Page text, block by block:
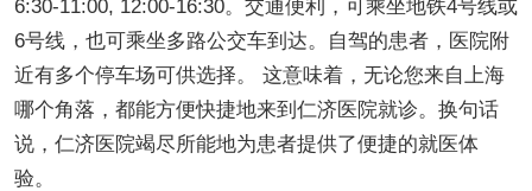
6:30-11:00, 12:00-16:30。交通便利，可乘坐地铁4号线或
6号线，也可乘坐多路公交车到达。自驾的患者，医院附
近有多个停车场可供选择。 这意味着，无论您来自上海
哪个角落，都能方便快捷地来到仁济医院就诊。换句话
说，仁济医院竭尽所能地为患者提供了便捷的就医体
验。